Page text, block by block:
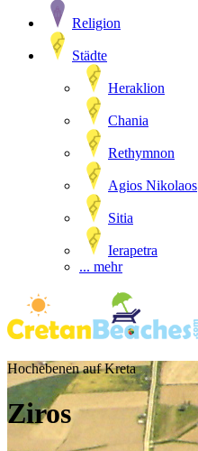
Religion
Städte
Heraklion
Chania
Rethymnon
Agios Nikolaos
Sitia
Ierapetra
... mehr
Hochebenen auf Kreta
Ziros